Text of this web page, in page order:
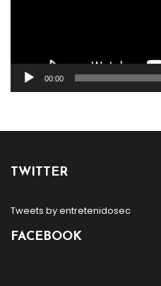
00:00
TWITTER
Tweets by entretenidosec
FACEBOOK